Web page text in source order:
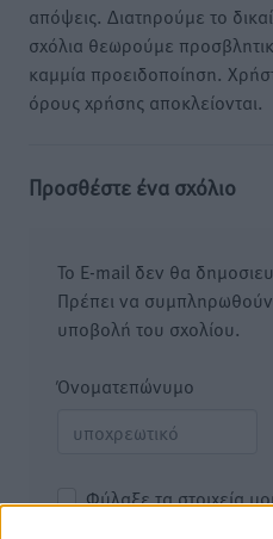
απόψεις. Διατηρούμε το
σχόλια θεωρούμε
καμμία προειδοποίηση.
όρους χρήσης αποκλείονται.
Προσθέστε ένα σχόλιο
Το E-mail δεν θα
Πρέπει να συμπληρωθούν
υποβολή του σχολίου.
Όνοματεπώνυμο
Φύλαξε τα στοιχεία